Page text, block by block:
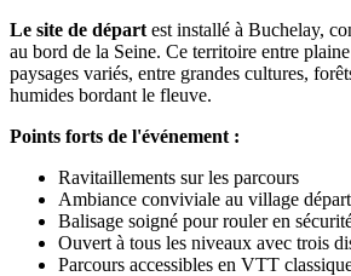
Le site de départ est installé à Buchelay,
au bord de la Seine. Ce territoire entre
paysages variés, entre grandes cultures,
humides bordant le fleuve.
Points forts de l'événement :
Ravitaillements sur les parcours
Ambiance conviviale au village
Balisage soigné pour rouler en
Ouvert à tous les niveaux avec trois
Parcours accessibles en VTT